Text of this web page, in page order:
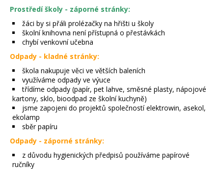
Prostředí školy - záporné stránky:
žáci by si přáli prolézačky na hřišti u školy
školní knihovna není přístupná o přestávkách
chybí venkovní učebna
Odpady - kladné stránky:
škola nakupuje věci ve větších baleních
využíváme odpady ve výuce
třídíme odpady (papír, pet lahve, směsné plasty, nápojové
kartony, sklo, bioodpad ze školní kuchyně)
jsme zapojeni do projektů společností elektrowin, asekol,
ekolamp
sběr papíru
Odpady - záporné stránky:
z důvodu hygienických předpisů používáme papírové
ručníky